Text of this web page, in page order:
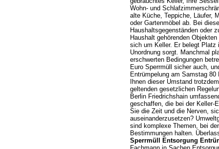
Wohn- und
alte Küche, Teppiche, Läufer,
oder Gartenmöbel ab. Bei
Haushaltsgegenständen oder
Haushalt gehörenden
sich um Keller. Er belegt Platz
Unordnung sorgt. Manchmal
erschwerten Bedingungen
Euro Sperrmüll sicher auch,
Entrümpelung am Samstag
Ihnen dieser Umstand
geltenden gesetzlichen
Berlin Friedrichshain
geschaffen, die bei der Keller-
Sie die Zeit und die Nerven,
auseinanderzusetzen?
sind komplexe Themen, bei
Bestimmungen halten.
Sperrmüll Entsorgung